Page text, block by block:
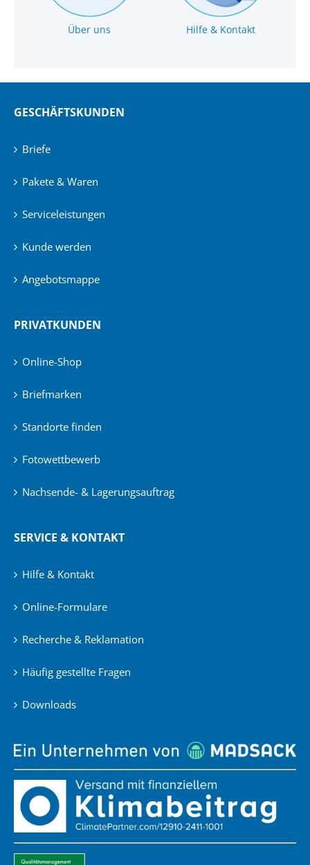
Über uns Hilfe & Kontakt
GESCHÄFTSKUNDEN
Briefe
Pakete & Waren
Serviceleistungen
Kunde werden
Angebotsmappe
PRIVATKUNDEN
Online-Shop
Briefmarken
Standorte finden
Fotowettbewerb
Nachsende- & Lagerungsauftrag
SERVICE & KONTAKT
Hilfe & Kontakt
Online-Formulare
Recherche & Reklamation
Häufig gestellte Fragen
Downloads